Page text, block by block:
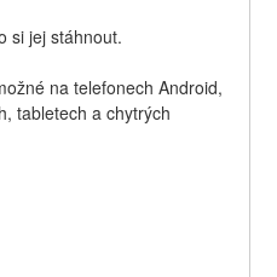
si jej stáhnout.
na telefonech Android,
tabletech a chytrých